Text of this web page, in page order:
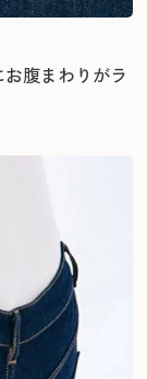
腹まわりがラ